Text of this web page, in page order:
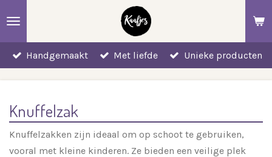
hoofdinhoud
Handgemaakt Met liefde Unieke producten
Knuffelzak
Knuffelzakken zijn ideaal om op schoot te gebruiken,
vooral met kleine kinderen. Ze bieden een veilige plek